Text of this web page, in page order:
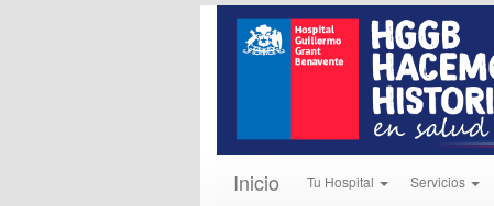
Inicio Tu Hospital Servicios